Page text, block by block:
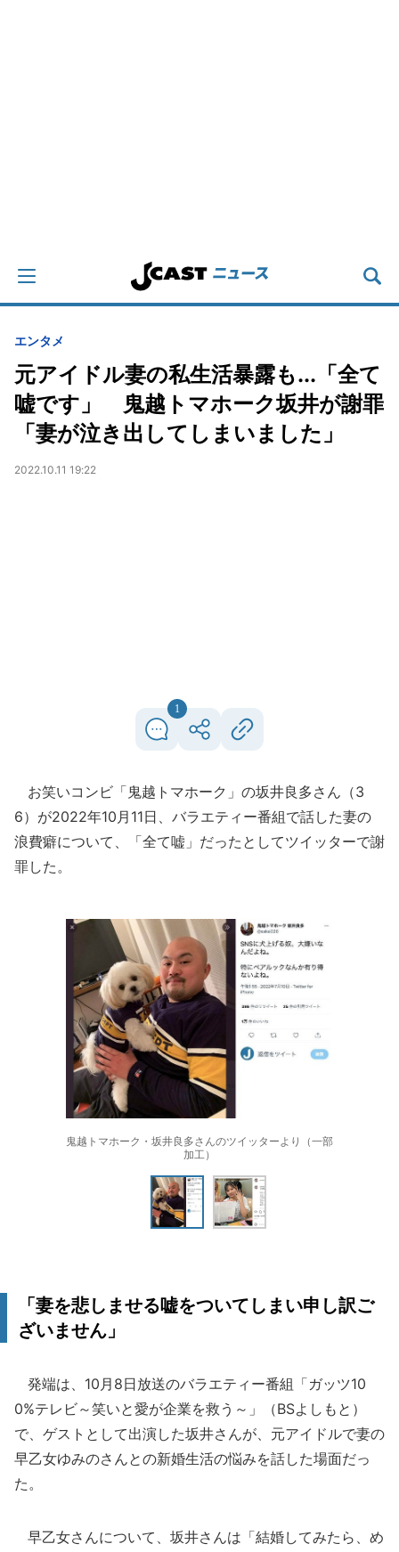
エンタメ
元アイドル妻の私生活暴露も...「全て
嘘です」 鬼越トマホーク坂井が謝罪
「妻が泣き出してしまいました」
2022.10.11 19:22
1
お笑いコンビ「鬼越トマホーク」の坂井良多さん（3
6）が2022年10月11日、バラエティー番組で話した妻の
浪費癖について、「全て嘘」だったとしてツイッターで謝
罪した。
鬼越トマホーク・坂井良多さんのツイッターより（一部
加工）
「妻を悲しませる嘘をついてしまい申し訳ご
ざいません」
発端は、10月8日放送のバラエティー番組「ガッツ10
0%テレビ～笑いと愛が企業を救う～」（BSよしもと）
で、ゲストとして出演した坂井さんが、元アイドルで妻の
早乙女ゆみのさんとの新婚生活の悩みを話した場面だっ
た。
早乙女さんについて、坂井さんは「結婚してみたら、め